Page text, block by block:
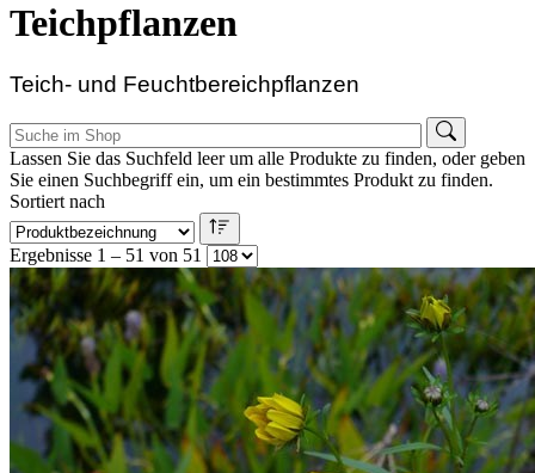
Teichpflanzen
Teich- und Feuchtbereichpflanzen
Lassen Sie das Suchfeld leer um alle Produkte zu finden, oder geben
Sie einen Suchbegriff ein, um ein bestimmtes Produkt zu finden.
Sortiert nach
Ergebnisse 1 – 51 von 51